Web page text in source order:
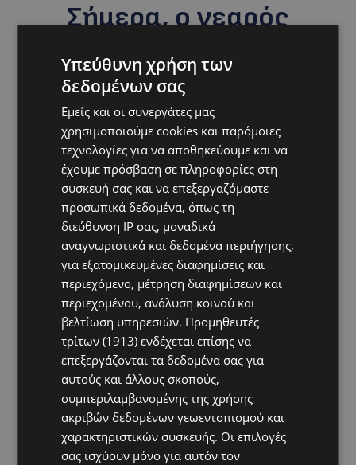
Σήμερα, ο νεαρός
επιστρέφει στην
Κύπρο με νέα όνειρα.
Σκοπεύει να
ολοκληρώσει τις
σπουδές του και στη
συνέχεια να
ακολουθήσει την
Ιατρική, εμπνευσμένος
από τη γιατρό που,
όπως λέει η οικογένειά
του, του χάρισε ξανά τη
δυνατότητα να ζήσει
μια φυσιολογική ζωή.
Οι γονείς του εκφράζουν την ευγνωμοσύνη
Υπεύθυνη χρήση των
δεδομένων σας
Εμείς και οι συνεργάτες μας
χρησιμοποιούμε cookies και παρόμοιες
τεχνολογίες για να αποθηκεύουμε και να
έχουμε πρόσβαση σε πληροφορίες στη
συσκευή σας και να επεξεργαζόμαστε
προσωπικά δεδομένα, όπως τη
διεύθυνση IP σας, μοναδικά
αναγνωριστικά και δεδομένα περιήγησης,
για εξατομικευμένες διαφημίσεις και
περιεχόμενο, μέτρηση διαφημίσεων και
περιεχομένου, ανάλυση κοινού και
βελτίωση υπηρεσιών. Προμηθευτές
τρίτων (1913) ενδέχεται επίσης να
επεξεργάζονται τα δεδομένα σας για
αυτούς και άλλους σκοπούς,
συμπεριλαμβανομένης της χρήσης
ακριβών δεδομένων γεωεντοπισμού και
χαρακτηριστικών συσκευής. Οι επιλογές
σας ισχύουν μόνο για αυτόν τον